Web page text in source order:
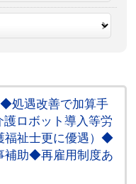
処遇改善で加算手
ロボット導入等労
福祉士更に優遇）◆
補助◆再雇用制度あ